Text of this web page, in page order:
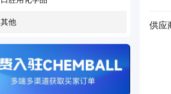
其他
供应
江苏省海安石油化工厂
54年